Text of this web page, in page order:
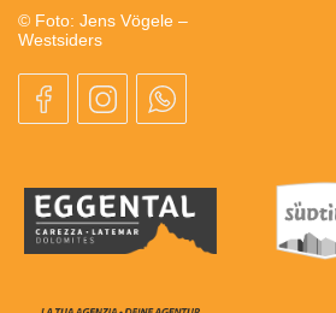
© Foto: Jens Vögele –
Westsiders